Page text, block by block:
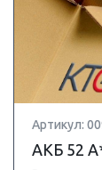
Артикул:
АКБ 52